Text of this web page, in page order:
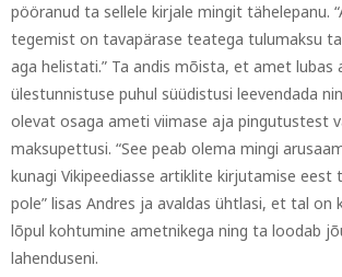
pööranud ta sellele kirjale mingit tähelepanu.
tegemist on tavapärase teatega tulumaksu
aga helistati.” Ta andis mõista, et amet lubas
ülestunnistuse puhul süüdistusi leevendada
olevat osaga ameti viimase aja pingutustest
maksupettusi. “See peab olema mingi
kunagi Vikipeediasse artiklite kirjutamise eest
pole” lisas Andres ja avaldas ühtlasi, et tal on
lõpul kohtumine ametnikega ning ta loodab
lahenduseni.